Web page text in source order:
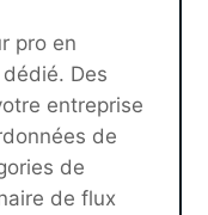
pro en
Des
entreprise
de
de
de flux